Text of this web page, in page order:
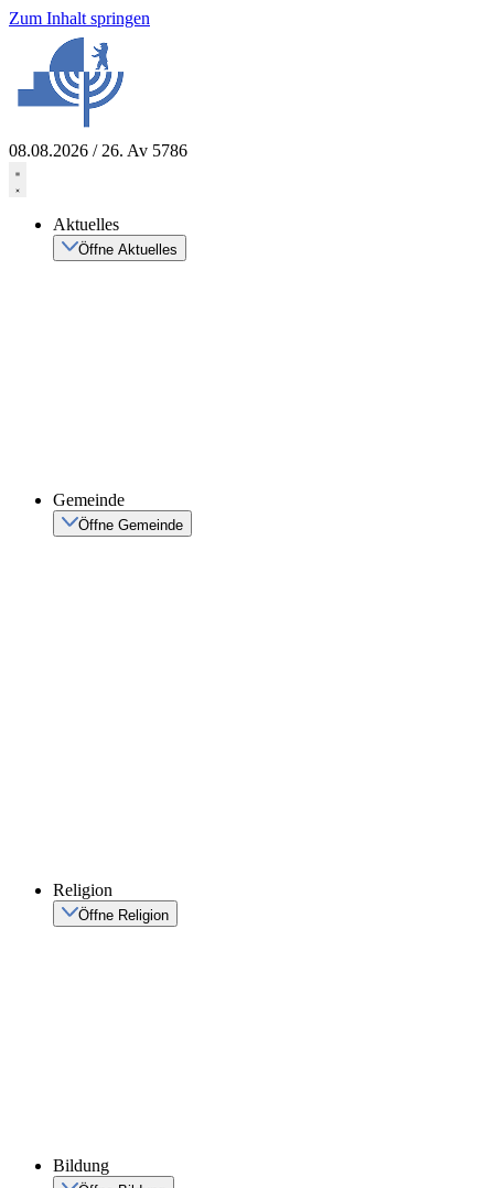
Zum Inhalt springen
08.08.2026 / 26. Av 5786
Aktuelles
Öffne Aktuelles
Gemeinde
Öffne Gemeinde
Religion
Öffne Religion
Bildung